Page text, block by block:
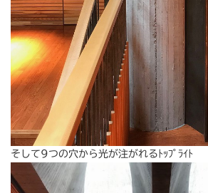
そして9つの穴から光が注がれるﾄｯﾌﾟﾗｲﾄ